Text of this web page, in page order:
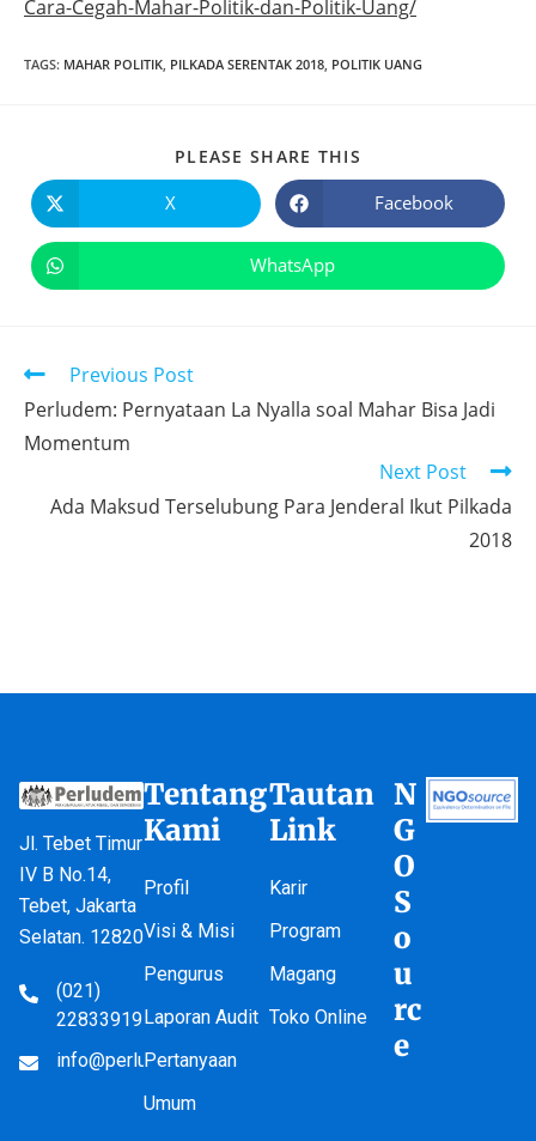
Cara-Cegah-Mahar-Politik-dan-Politik-Uang/
TAGS: MAHAR POLITIK PILKADA SERENTAK 2018 POLITIK UANG
PLEASE SHARE THIS
X Facebook
WhatsApp
Previous Post
Perludem: Pernyataan La Nyalla soal Mahar Bisa Jadi
Momentum
Next Post
Ada Maksud Terselubung Para Jenderal Ikut Pilkada
2018
Jl. Tebet Timur
IV B No.14,
Tebet, Jakarta
Selatan. 12820
(021)
22833919
info@perludem.or.id
Tentang
Kami
Profil
Visi & Misi
Pengurus
Laporan Audit
Pertanyaan
Umum
Tautan
Link
Karir
Program
Magang
Toko Online
N
G
O
S
o
u
rc
e